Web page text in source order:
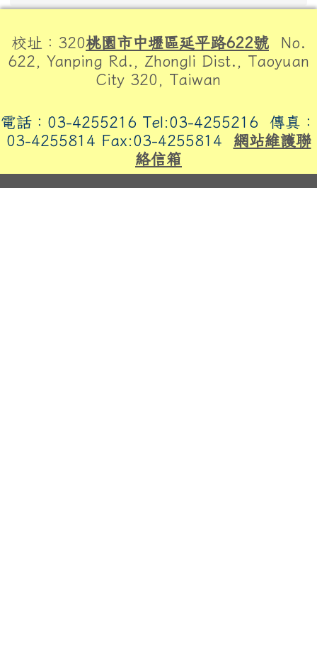
校址：320桃園市中壢區延平路622號 No.
622, Yanping Rd., Zhongli Dist., Taoyuan
City 320, Taiwan
電話：03-4255216 Tel:03-4255216 傳真：
03-4255814 Fax:03-4255814 網站維護聯
絡信箱